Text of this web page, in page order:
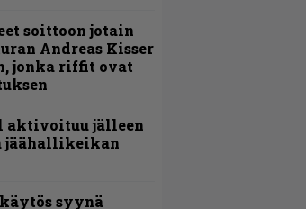
soittoon jotain
Andreas Kisser
jonka riffit ovat
aktivoituu jälleen
jäähallikeikan
syynä